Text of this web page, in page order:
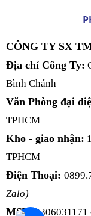
CÔNG TY SX
Địa chỉ Công Ty:
Bình Chánh
Văn Phòng đại
TPHCM
Kho - giao nhận:
TPHCM
Điện Thoại:
Zalo)
MST: 0306031171